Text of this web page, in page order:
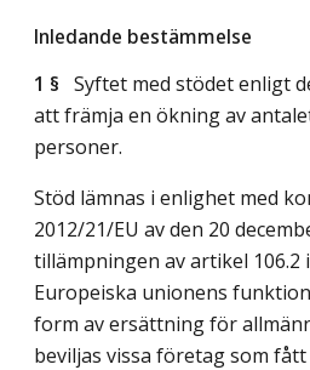
Inledande bestämmelse
1 § Syftet med stödet enligt
att främja en ökning av
personer.
Stöd lämnas i enlighet med
2012/21/EU av den 20
tillämpningen av artikel 106.2
Europeiska unionens
form av ersättning för
beviljas vissa företag som